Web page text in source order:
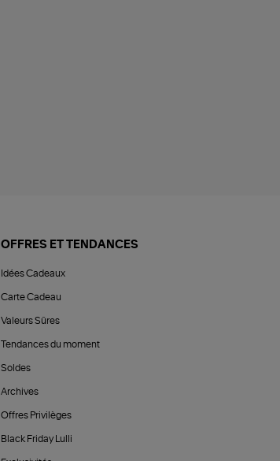
OFFRES ET TENDANCES
Idées Cadeaux
Carte Cadeau
Valeurs Sûres
Tendances du moment
Soldes
Archives
Offres Privilèges
Black Friday Lulli